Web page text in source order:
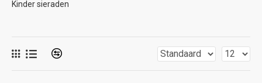
Kinder sieraden